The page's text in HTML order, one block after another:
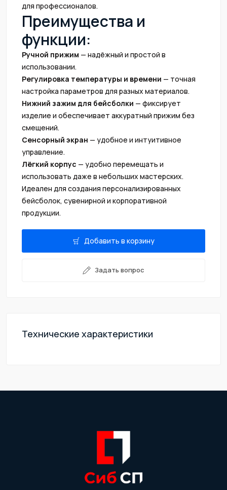
для профессионалов.
Преимущества и
функции:
Ручной прижим — надёжный и простой в
использовании.
Регулировка температуры и времени — точная
настройка параметров для разных материалов.
Нижний зажим для бейсболки — фиксирует
изделие и обеспечивает аккуратный прижим без
смещений.
Сенсорный экран — удобное и интуитивное
управление.
Лёгкий корпус — удобно перемещать и
использовать даже в небольших мастерских.
Идеален для создания персонализированных
бейсболок, сувенирной и корпоративной
продукции.
Добавить в корзину
Задать вопрос
Технические характеристики